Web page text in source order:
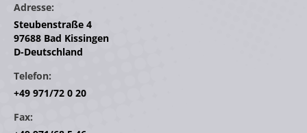
Adresse:
Steubenstraße 4
97688 Bad Kissingen
D-Deutschland
Telefon:
+49 971/72 0 20
Fax: